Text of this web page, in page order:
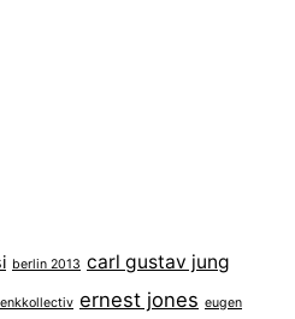
berlin 2013 carl gustav jung
ernest jones eugen